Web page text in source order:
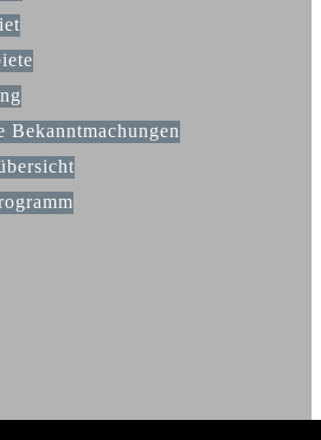
Bekanntmachungen